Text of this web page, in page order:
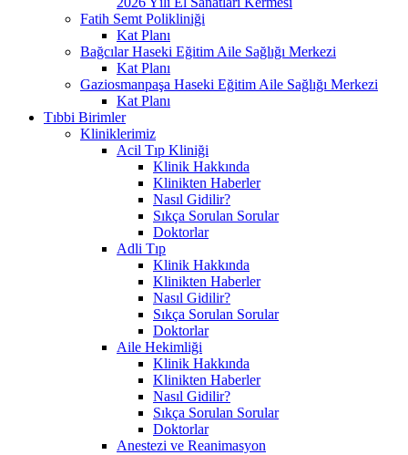
Fatih Semt Polikliniği
Kat Planı
Bağcılar Haseki Eğitim Aile Sağlığı Merkezi
Kat Planı
Gaziosmanpaşa Haseki Eğitim Aile Sağlığı Merkezi
Kat Planı
Tıbbi Birimler
Kliniklerimiz
Acil Tıp Kliniği
Klinik Hakkında
Klinikten Haberler
Nasıl Gidilir?
Sıkça Sorulan Sorular
Doktorlar
Adli Tıp
Klinik Hakkında
Klinikten Haberler
Nasıl Gidilir?
Sıkça Sorulan Sorular
Doktorlar
Aile Hekimliği
Klinik Hakkında
Klinikten Haberler
Nasıl Gidilir?
Sıkça Sorulan Sorular
Doktorlar
Anestezi ve Reanimasyon